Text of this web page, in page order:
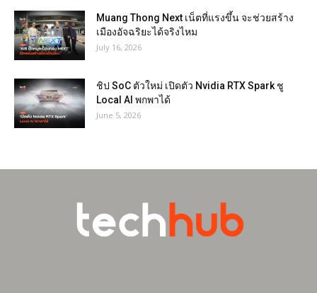
Muang Thong Next เน็ตที่แรงขึ้น จะช่วยสร้าง
เมืองอัจฉริยะได้จริงไหม
July 16, 2026
ชิป SoC ตัวใหม่ เปิดตัว Nvidia RTX Spark ชู
Local AI พกพาได้
June 5, 2026